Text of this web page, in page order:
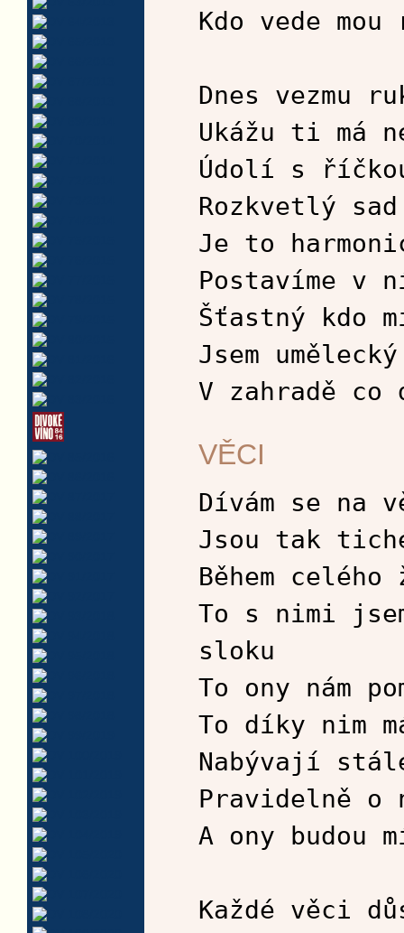
Kdo vede
Dnes vezmu
Ukážu ti má
Údolí s
Rozkvetlý
Je to
Postavíme v
Šťastný kdo
Jsem
V zahradě co
VĚCI
Dívám se na
Jsou tak
Během
To s nimi
sloku
To ony nám
To díky nim
Nabývají
Pravidelně o
A ony budou
Každé věci